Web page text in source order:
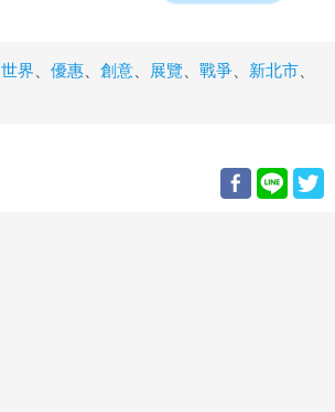
世界 優惠 創意 展覽 戰爭 新北市